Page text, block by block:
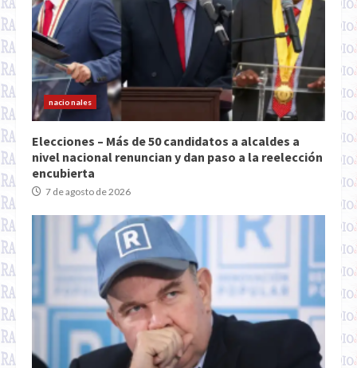
nacionales
Elecciones – Más de 50 candidatos a alcaldes a
nivel nacional renuncian y dan paso a la reelección
encubierta
7 de agosto de 2026